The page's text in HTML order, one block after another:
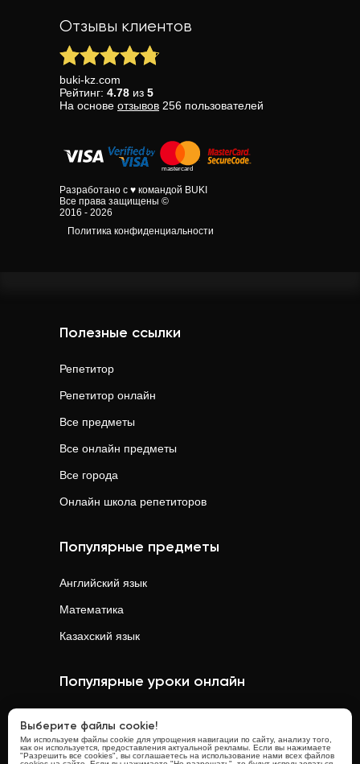
Отзывы клиентов
buki-kz.com
Рейтинг: 4.78 из 5
На основе отзывов 256 пользователей
Разработано с ♥ командой BUKI
Все права защищены ©
2016 - 2026
Политика конфиденциальности
Полезные ссылки
Репетитор
Репетитор онлайн
Все предметы
Все онлайн предметы
Все города
Онлайн школа репетиторов
Популярные предметы
Английский язык
Математика
Казахский язык
Популярные уроки онлайн
Физикаонлайн
Выберите файлы cookie!
Ми используем файлы cookie для упрощения навигации по сайту, анализу того,
как он используется, предоставления актуальной рекламы. Если вы нажимаете
"Разрешить все cookies", вы соглашаетесь на использование нами всех файлов